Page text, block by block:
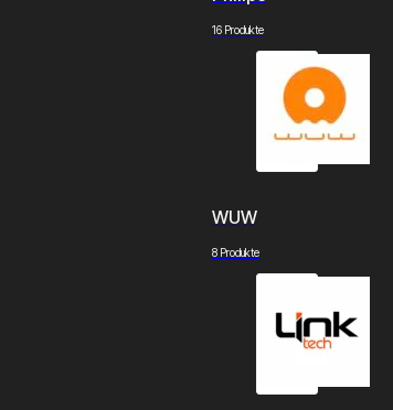
16 Produkte
WUW
8 Produkte